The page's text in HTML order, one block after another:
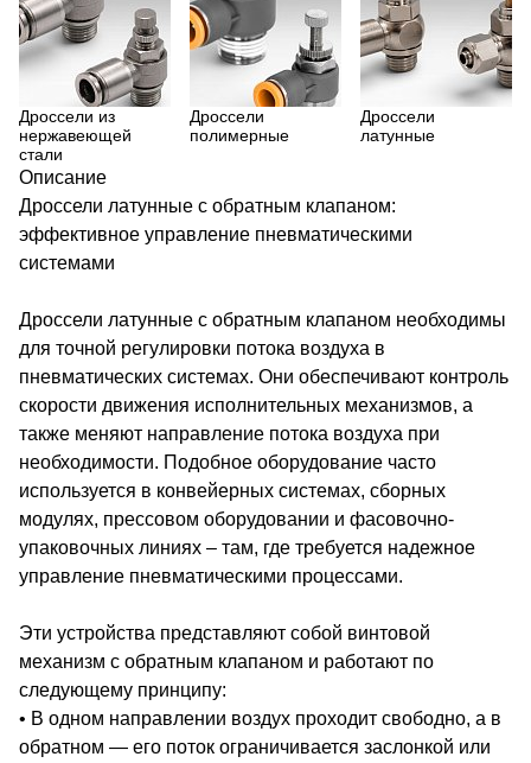
Дроссели из
нержавеющей
стали
Дроссели
полимерные
Дроссели
латунные
Описание
Дроссели латунные с обратным клапаном:
эффективное управление пневматическими
системами
Дроссели латунные с обратным клапаном необходимы
для точной регулировки потока воздуха в
пневматических системах. Они обеспечивают контроль
скорости движения исполнительных механизмов, а
также меняют направление потока воздуха при
необходимости. Подобное оборудование часто
используется в конвейерных системах, сборных
модулях, прессовом оборудовании и фасовочно-
упаковочных линиях – там, где требуется надежное
управление пневматическими процессами.
Эти устройства представляют собой винтовой
механизм с обратным клапаном и работают по
следующему принципу:
• В одном направлении воздух проходит свободно, а в
обратном — его поток ограничивается заслонкой или